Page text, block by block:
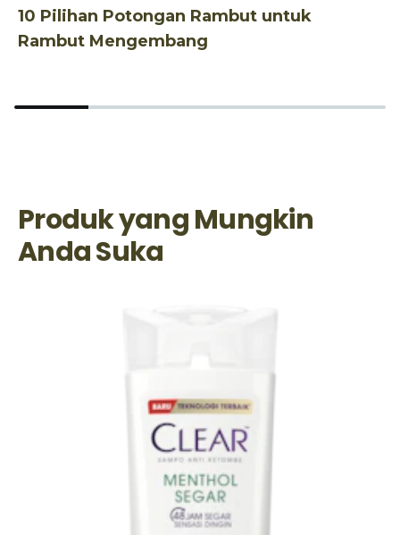
10 Pilihan Potongan Rambut untuk
Rambut Mengembang
Produk yang Mungkin
Anda Suka